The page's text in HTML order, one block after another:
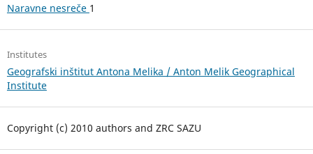
Naravne nesreče 1
Institutes
Geografski inštitut Antona Melika / Anton Melik Geographical
Institute
Copyright (c) 2010 authors and ZRC SAZU